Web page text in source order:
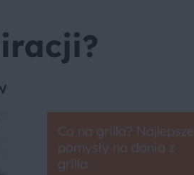
Co na grilla? Najlepsze
pomysły na dania z
grilla